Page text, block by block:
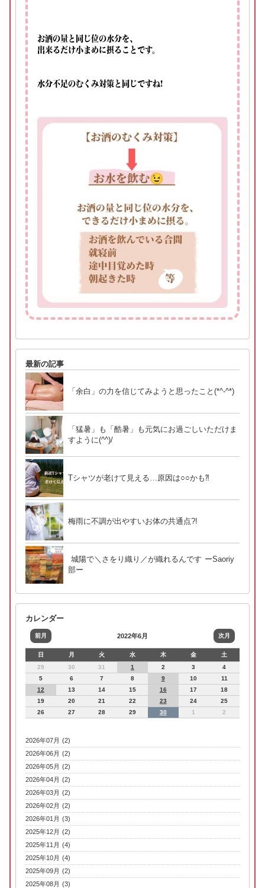
お酒の量と同じ位の水分を、⁡
出来るだけ小まめに摂ることです。⁡
水分不足のむくみ対策と同じですね!⁡
最新の記事
「余白」の力を信じてみようと思ったこと(*^-^*)
「猛暑」も「酷暑」も元気にお過ごしいただけま
すように(^^)/
Tシャツが老けて見える…原因は○○かも⁈
梅雨に不調が出やすいお体の共通点?!
城陽で＼さをり織り／が織れるんです ーSaoriy
部ー
カレンダー
前月 2022年6月 次月
日 月 火 水 木 金
土
29
30 31 1 2 3
4
5
6 7 8 9 10
11
12
13 14 15 16 17
18
19
20 21 22 23 24
25
26
27 28 29 30 1 2
2026年07月 (2)
2026年06月 (2)
2026年05月 (2)
2026年04月 (2)
2026年03月 (2)
2026年02月 (2)
2026年01月 (3)
2025年12月 (2)
2025年11月 (4)
2025年10月 (4)
2025年09月 (2)
2025年08月 (3)